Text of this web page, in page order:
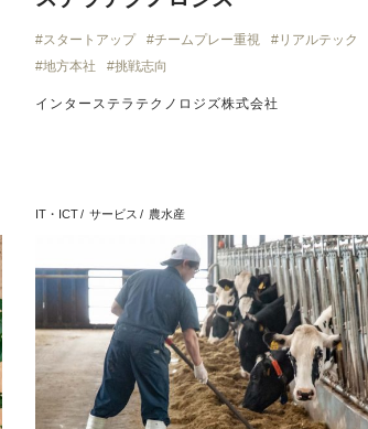
スタートアップ チームプレー重視
リアルテック
地方本社
挑戦志向
インターステラテクノロジズ株式会社
IT・ICT サービス 農水産